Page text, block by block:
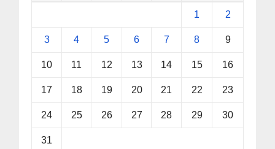
1 2
3 4 5 6 7 8 9
10 11 12 13 14 15 16
17 18 19 20 21 22 23
24 25 26 27 28 29 30
31